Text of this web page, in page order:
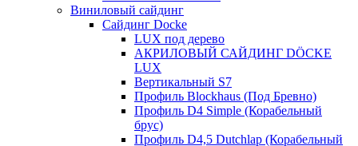
Виниловый сайдинг
Сайдинг Docke
LUX под дерево
АКРИЛОВЫЙ САЙДИНГ DÖCKE
LUX
Вертикальный S7
Профиль Blockhaus (Под Бревно)
Профиль D4 Simple (Корабельный
брус)
Профиль D4,5 Dutchlap (Корабельный